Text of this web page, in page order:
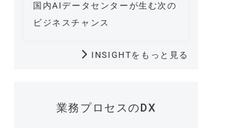
国内AIデータセンターが生む次の
ビジネスチャンス
INSIGHTをもっと見る
業務プロセスのDX